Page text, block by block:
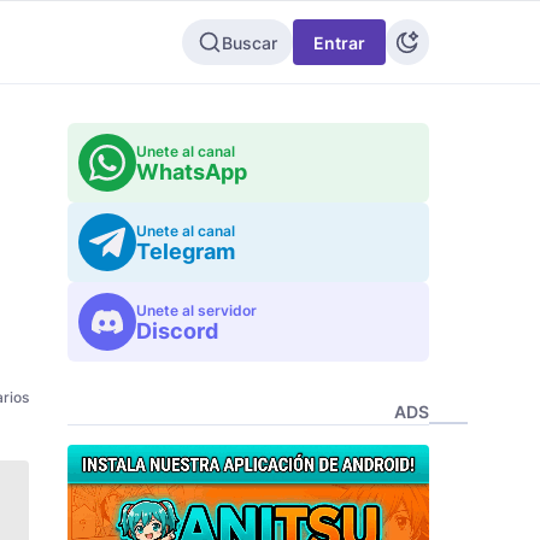
Buscar Entrar
Unete al canal
WhatsApp
Unete al canal
Telegram
Unete al servidor
Discord
ADS